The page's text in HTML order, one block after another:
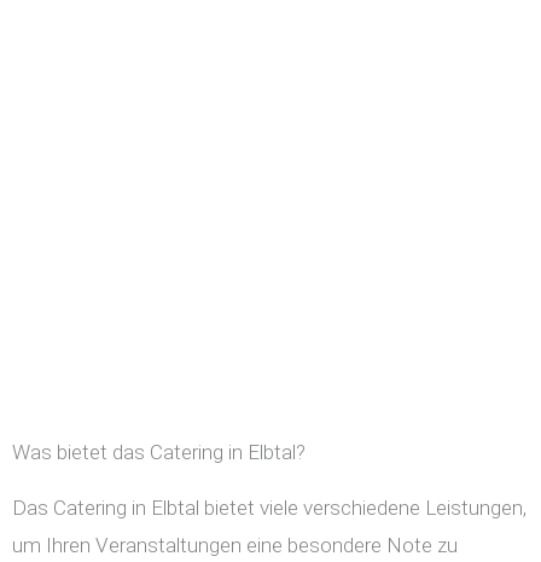
Was bietet das Catering in Elbtal?
Das Catering in Elbtal bietet viele verschiedene Leistungen,
um Ihren Veranstaltungen eine besondere Note zu